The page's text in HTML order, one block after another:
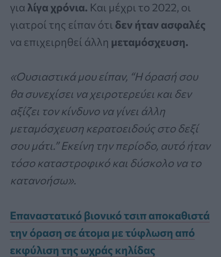
για λίγα χρόνια. Και μέχρι το 2022, οι
γιατροί της είπαν ότι δεν ήταν ασφαλές
να επιχειρηθεί άλλη μεταμόσχευση.
«Ουσιαστικά μου είπαν, “Η όρασή σου
θα συνεχίσει να χειροτερεύει και δεν
αξίζει τον κίνδυνο να γίνει άλλη
μεταμόσχευση κερατοειδούς στο δεξί
σου μάτι.” Εκείνη την περίοδο, αυτό ήταν
τόσο καταστροφικό και δύσκολο να το
κατανοήσω».
Επαναστατικό βιονικό τσιπ αποκαθιστά
την όραση σε άτομα με τύφλωση από
εκφύλιση της ωχράς κηλίδας